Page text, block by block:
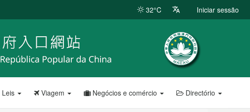
32°C Iniciar sessão
Leis Viagem Negócios e comércio Directório